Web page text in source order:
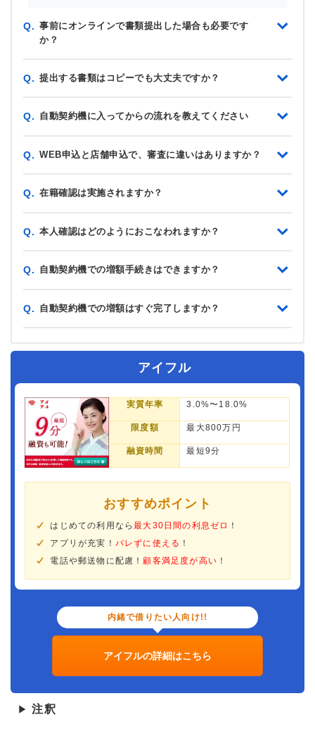
Q. 事前にオンラインで書類提出した場合も必要です
か？
Q. 提出する書類はコピーでも大丈夫ですか？
Q. 自動契約機に入ってからの流れを教えてください
Q. WEB申込と店舗申込で、審査に違いはありますか？
Q. 在籍確認は実施されますか？
Q. 本人確認はどのようにおこなわれますか？
Q. 自動契約機での増額手続きはできますか？
Q. 自動契約機での増額はすぐ完了しますか？
アイフル
実質年率 3.0%〜18.0%
限度額 最大800万円
融資時間 最短9分
おすすめポイント
はじめての利用なら最大30日間の利息ゼロ ！
アプリが充実！ バレずに使える ！
電話や郵送物に配慮！ 顧客満足度が高い ！
内緒で借りたい人向け!!
アイフルの詳細はこちら
▶ 注釈